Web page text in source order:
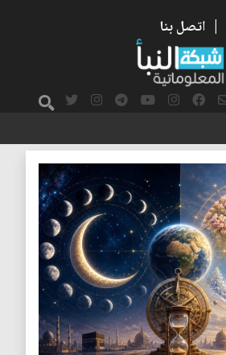
| اتصل بنا
القمر